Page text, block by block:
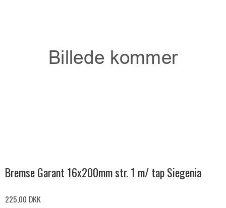
Bremse Garant 16x200mm str. 1 m/ tap Siegenia
225,00 DKK